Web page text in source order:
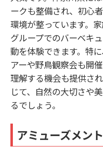
ークも整備され、初心
環境が整っています。
グループでのバーベキ
動を体験できます。特
アーや野鳥観察会も開
理解する機会も提供さ
じて、自然の大切さや
るでしょう。
アミューズメン